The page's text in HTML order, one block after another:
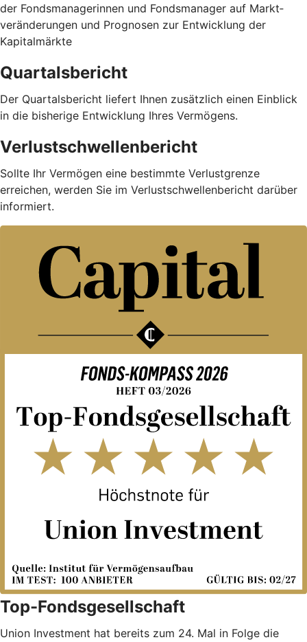
der Fondsmanagerinnen und Fondsmanager auf Markt­
veränderungen und Prognosen zur Entwicklung der
Kapitalmärkte
Quartalsbericht
Der Quartalsbericht liefert Ihnen zusätzlich einen Einblick
in die bisherige Entwicklung Ihres Vermögens.
Verlustschwellenbericht
Sollte Ihr Vermögen eine bestimmte Verlustgrenze
erreichen, werden Sie im Verlustschwellenbericht darüber
informiert.
Top-Fondsgesellschaft
Union Investment hat bereits zum 24. Mal in Folge die